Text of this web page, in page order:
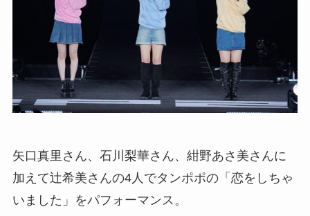
矢口真里さん、石川梨華さん、紺野あさ美さんに
加えて辻希美さんの4人でタンポポの「恋をしちゃ
いました」をパフォーマンス。